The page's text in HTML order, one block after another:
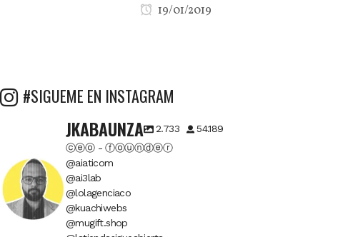
19/01/2019
#SIGUEME EN INSTAGRAM
JKABAUNZA 2.733
54.189
ⓒⓔⓞ - ⓕⓞⓤⓝⓓⓔⓡ
@aiaticom
@ai3lab
@lolagenciaco
@kuachiwebs
@mugift.shop